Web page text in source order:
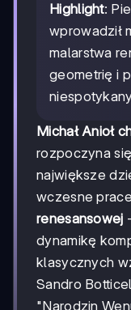
Highlight:
wprowadził
malarstwa
geometrię i
Michał Anioł
rozpoczyna
największe
wczesne
renesansowej
dynamikę
klasycznych
Sandro
"Narodzin